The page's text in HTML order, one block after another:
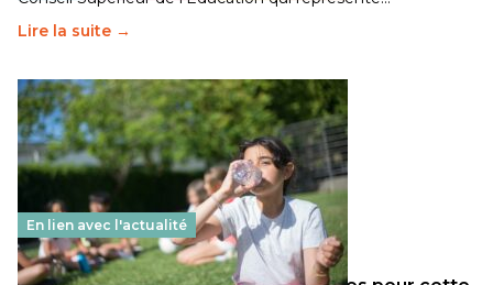
Lire la suite →
En lien avec l'actualité